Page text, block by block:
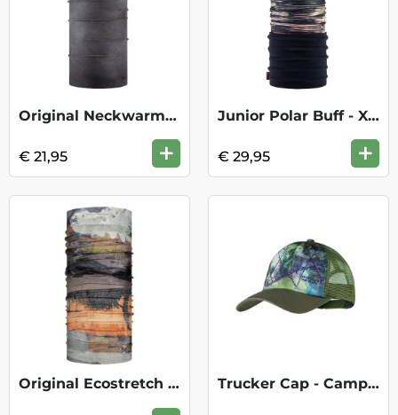
Original Neckwarmer - Graphite
€ 21,95 +
Junior Polar Buff - Xam Multi
€ 29,95 +
Original Ecostretch Nckwrmr - Dash Multi Trucker Cap - Campast Green